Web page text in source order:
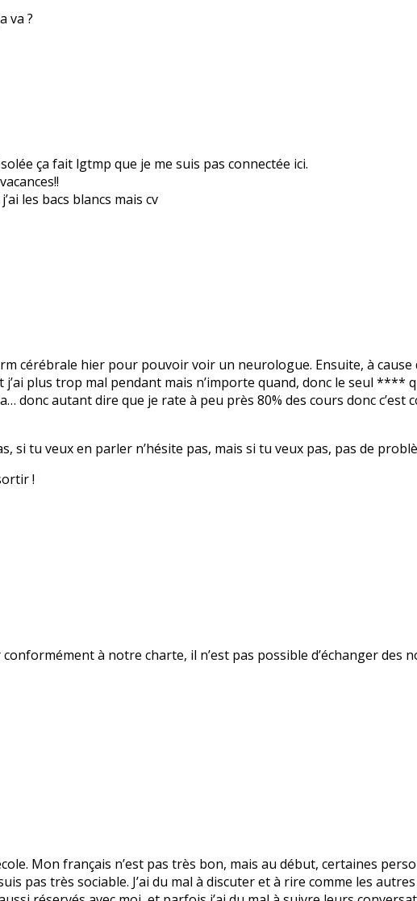
va ?
ça fait lgtmp que je me suis pas connectée ici.
les bacs blancs mais cv
cérébrale hier pour pouvoir voir un neurologue. Ensuite, à
plus trop mal pendant mais n’importe quand, donc le seul ****
donc autant dire que je rate à peu près 80% des cours donc c’est
si tu veux en parler n’hésite pas, mais si tu veux pas, pas de
!
à notre charte, il n’est pas possible d’échanger des
Mon français n’est pas très bon, mais au début, certaines
pas très sociable. J’ai du mal à discuter et à rire comme les